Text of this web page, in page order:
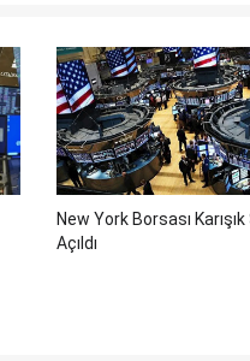
New York Borsası
Açıldı